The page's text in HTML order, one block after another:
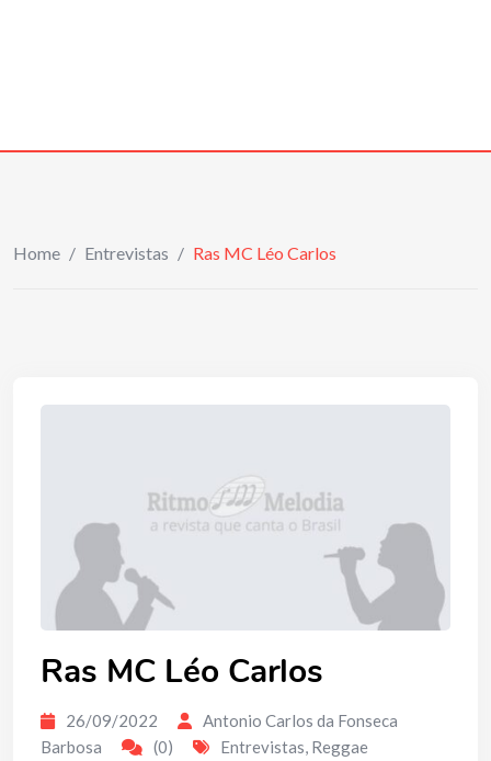
Home / Entrevistas / Ras MC Léo Carlos
Ras MC Léo Carlos
26/09/2022
Antonio Carlos da Fonseca
Barbosa
(0) Entrevistas, Reggae